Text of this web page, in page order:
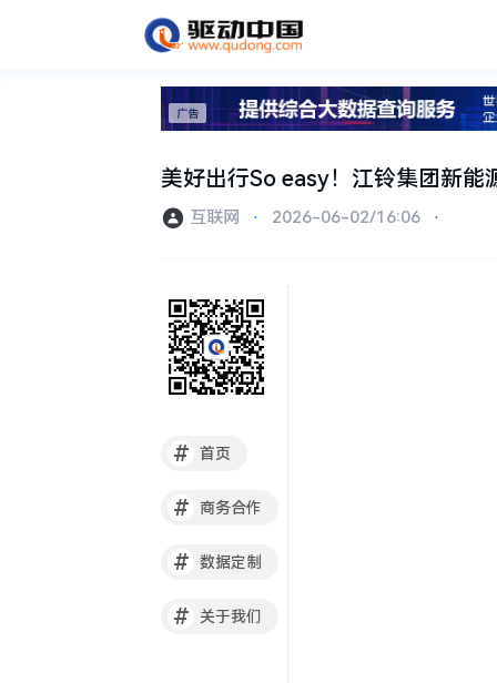
美好出行So easy！江铃集团新能
互联网 ⋅ 2026-06-02/16:06 ⋅
# 首页
# 商务合作
# 数据定制
# 关于我们